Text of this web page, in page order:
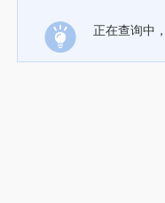
正在查询中